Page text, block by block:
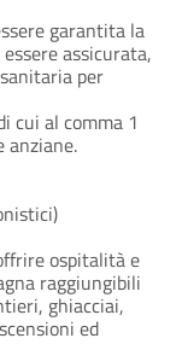
garantita la
assicurata,
per
cui al comma 1
anziane.
ospitalità e
raggiungibili
ghiacciai,
ed